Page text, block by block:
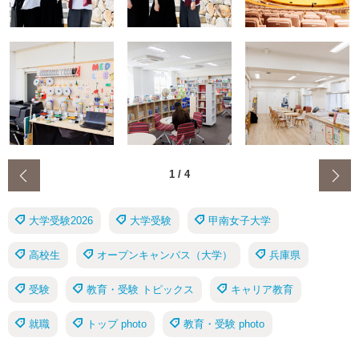
1 / 4
大学受験2026 大学受験 甲南女子大学
高校生 オープンキャンパス（大学） 兵庫県
受験 教育・受験 トピックス キャリア教育
就職 トップ photo 教育・受験 photo